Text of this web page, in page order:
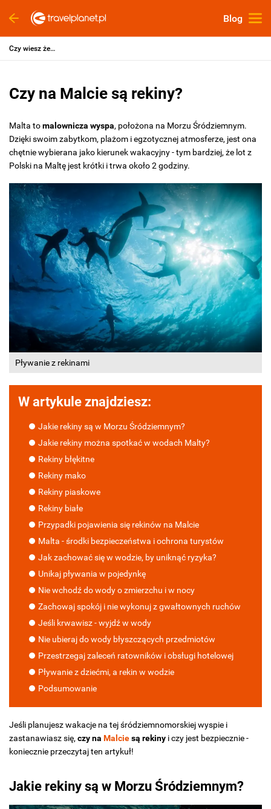
Blog
Czy wiesz że…
Czy na Malcie są rekiny?
Malta tomalownicza wyspa, położona na Morzu Śródziemnym.
Dzięki swoim zabytkom, plażom i egzotycznej atmosferze, jest ona
chętnie wybierana jako kierunek wakacyjny - tym bardziej, że lot z
Polski na Maltę jest krótki i trwa około 2 godziny.
Pływanie z rekinami
W artykule znajdziesz:
Jakie rekiny są w Morzu Śródziemnym?
Jakie rekiny można spotkać w wodach Malty?
Rekiny błękitne
Rekiny mako
Rekiny piaskowe
Rekiny białe
Przypadki pojawienia się rekinów na Malcie
Malta - środki bezpieczeństwa i ochrona turystów
Jak zachować się w wodzie, by uniknąć ryzyka?
Unikaj pływania w pojedynkę
Nie wchodź do wody o zmierzchu i w nocy
Zachowaj spokój i nie wykonuj z gwałtownych ruchów
Jeśli krwawisz - wyjdź w wody
Nie ubieraj do wody błyszczących przedmiotów
Przestrzegaj zaleceń ratowników i obsługi hotelowej
Pływanie z dziećmi, a rekin w wodzie
Podsumowanie
Jeśli planujesz wakacje na tej śródziemnomorskiej wyspie i
zastanawiasz się, czy na Malciesą rekiny i czy jest bezpiecznie -
koniecznie przeczytaj ten artykuł!
Jakie rekiny są w Morzu Śródziemnym?